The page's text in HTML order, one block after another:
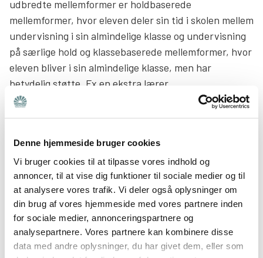
Denne hjemmeside bruger cookies
Vi bruger cookies til at tilpasse vores indhold og
annoncer, til at vise dig funktioner til sociale medier og til
at analysere vores trafik. Vi deler også oplysninger om
din brug af vores hjemmeside med vores partnere inden
for sociale medier, annonceringspartnere og
analysepartnere. Vores partnere kan kombinere disse
data med andre oplysninger, du har givet dem, eller som
udbredte mellemformer er holdbaserede
mellemformer, hvor eleven deler sin tid i skolen mellem
undervisning i sin almindelige klasse og undervisning
på særlige hold og klassebaserede mellemformer, hvor
eleven bliver i sin almindelige klasse, men har
betydelig støtte. Fx en ekstra lærer.
Læs mere links
Læs også:Mens I venter på hjælp
Hvem træffer beslutning om, hvilken
hjælp barnet skal have?
Hvis man vil have indflydelse på, hvilken hjælp og
støtte ens barn får, skal man forstå, hvem der træffer
beslutningerne. Men det kan være svært, fordi der er